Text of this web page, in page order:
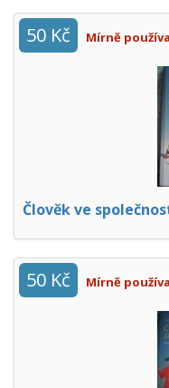
50 Kč Mírně
Člověk ve
50 Kč Mírně